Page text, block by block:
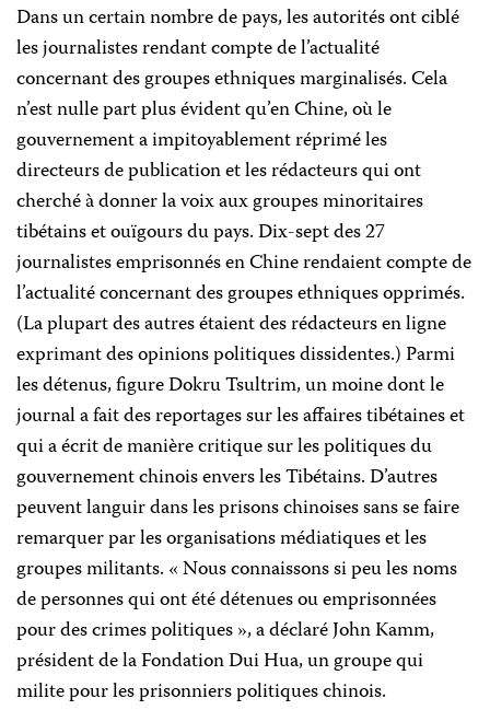
Dans un certain nombre de pays, les autorités ont ciblé
les journalistes rendant compte de l’actualité
concernant des groupes ethniques marginalisés. Cela
n’est nulle part plus évident qu’en Chine, où le
gouvernement a impitoyablement réprimé les
directeurs de publication et les rédacteurs qui ont
cherché à donner la voix aux groupes minoritaires
tibétains et ouïgours du pays. Dix-sept des 27
journalistes emprisonnés en Chine rendaient compte de
l’actualité concernant des groupes ethniques opprimés.
(La plupart des autres étaient des rédacteurs en ligne
exprimant des opinions politiques dissidentes.) Parmi
les détenus, figure Dokru Tsultrim, un moine dont le
journal a fait des reportages sur les affaires tibétaines et
qui a écrit de manière critique sur les politiques du
gouvernement chinois envers les Tibétains. D’autres
peuvent languir dans les prisons chinoises sans se faire
remarquer par les organisations médiatiques et les
groupes militants. « Nous connaissons si peu les noms
de personnes qui ont été détenues ou emprisonnées
pour des crimes politiques », a déclaré John Kamm,
président de la Fondation Dui Hua, un groupe qui
milite pour les prisonniers politiques chinois.